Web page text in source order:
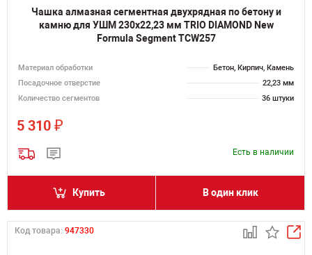
Чашка алмазная сегментная двухрядная по бетону и
камню для УШМ 230х22,23 мм TRIO DIAMOND New
Formula Segment TCW257
Материал обработки
Бетон, Кирпич, Камень
Посадочное отверстие
22,23 мм
Количество сегментов
36 штуки
5 310 ₽
Есть в наличии
Купить В один клик
Код товара: 947330